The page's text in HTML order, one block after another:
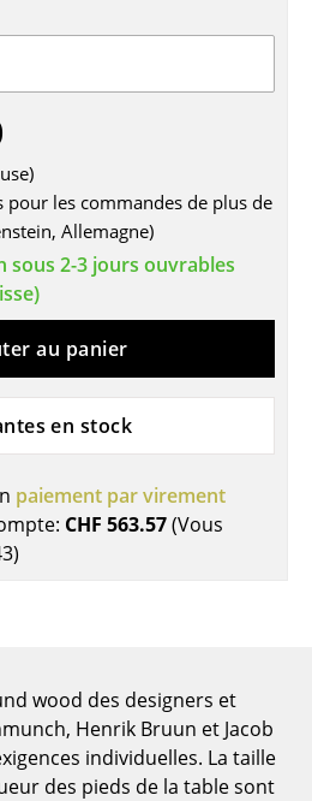
PC
et Pupitres
Meubles d’appoint
pour les commandes de plus de
Allemagne)
sous 2-3 jours ouvrables
au panier
en stock
paiement par virement
CHF 563.57(Vous
)
wood des designers et
Henrik Bruun et Jacob
individuelles. La taille
des pieds de la table sont